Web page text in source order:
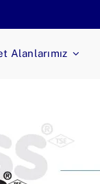
Alanlarımız